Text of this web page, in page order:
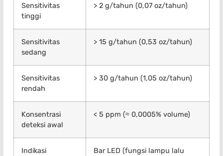
Sensitivitas
tinggi
> 2 g/tahun (0,07 oz/tahun)
Sensitivitas
sedang
> 15 g/tahun (0,53 oz/tahun)
Sensitivitas
rendah
> 30 g/tahun (1,05 oz/tahun)
Konsentrasi
deteksi awal
< 5 ppm (≈ 0,0005% volume)
Indikasi
Bar LED (fungsi lampu lalu